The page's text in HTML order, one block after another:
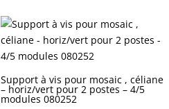
Support à vis pour mosaic , céliane
– horiz/vert pour 2 postes – 4/5
modules 080252